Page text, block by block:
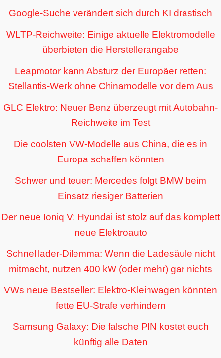
Google-Suche verändert sich durch KI drastisch
WLTP-Reichweite: Einige aktuelle Elektromodelle
überbieten die Herstellerangabe
Leapmotor kann Absturz der Europäer retten:
Stellantis-Werk ohne Chinamodelle vor dem Aus
GLC Elektro: Neuer Benz überzeugt mit Autobahn-
Reichweite im Test
Die coolsten VW-Modelle aus China, die es in
Europa schaffen könnten
Schwer und teuer: Mercedes folgt BMW beim
Einsatz riesiger Batterien
Der neue Ioniq V: Hyundai ist stolz auf das komplett
neue Elektroauto
Schnelllader-Dilemma: Wenn die Ladesäule nicht
mitmacht, nutzen 400 kW (oder mehr) gar nichts
VWs neue Bestseller: Elektro-Kleinwagen könnten
fette EU-Strafe verhindern
Samsung Galaxy: Die falsche PIN kostet euch
künftig alle Daten